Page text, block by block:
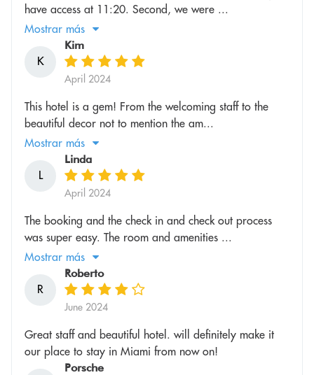
have access at 11:20. Second, we were ...
Mostrar más
K
Kim
April 2024
This hotel is a gem! From the welcoming staff to the
beautiful decor not to mention the am...
Mostrar más
L
Linda
April 2024
The booking and the check in and check out process
was super easy. The room and amenities ...
Mostrar más
R
Roberto
June 2024
Great staff and beautiful hotel. will definitely make it
our place to stay in Miami from now on!
Porsche